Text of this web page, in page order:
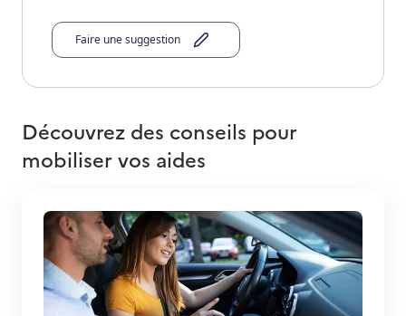
Faire une suggestion
Découvrez des conseils pour
mobiliser vos aides